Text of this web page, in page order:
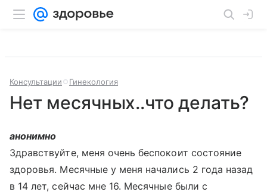
Консультации Гинекология
Нет месячных..что делать?
анонимно
Здравствуйте, меня очень беспокоит состояние
здоровья. Месячные у меня начались 2 года назад
в 14 лет, сейчас мне 16. Месячные были с